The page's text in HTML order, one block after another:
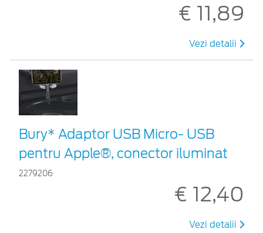
€ 11,89
Vezi detalii
Bury* Adaptor USB Micro- USB
pentru Apple®, conector iluminat
2279206
€ 12,40
Vezi detalii